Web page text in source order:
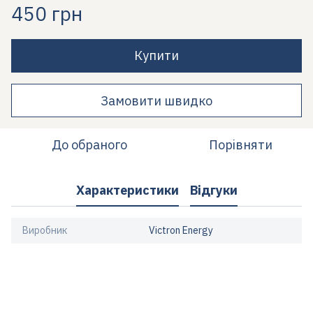
450 грн
Купити
Замовити швидко
До обраного Порівняти
Характеристики Відгуки
Виробник Victron Energy